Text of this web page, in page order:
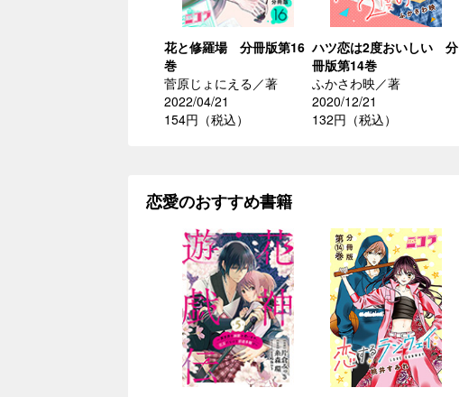
花と修羅場 分冊版第16
巻
菅原じょにえる／著
2022/04/21
154円（税込）
ハツ恋は2度おいしい 分
冊版第14巻
ふかさわ映／著
2020/12/21
132円（税込）
恋愛のおすすめ書籍